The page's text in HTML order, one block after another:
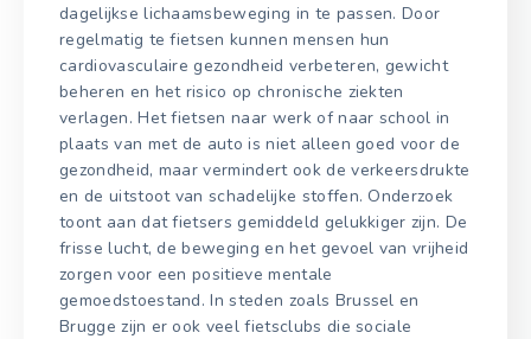
dagelijkse lichaamsbeweging in te passen. Door
regelmatig te fietsen kunnen mensen hun
cardiovasculaire gezondheid verbeteren, gewicht
beheren en het risico op chronische ziekten
verlagen. Het fietsen naar werk of naar school in
plaats van met de auto is niet alleen goed voor de
gezondheid, maar vermindert ook de verkeersdrukte
en de uitstoot van schadelijke stoffen. Onderzoek
toont aan dat fietsers gemiddeld gelukkiger zijn. De
frisse lucht, de beweging en het gevoel van vrijheid
zorgen voor een positieve mentale
gemoedstoestand. In steden zoals Brussel en
Brugge zijn er ook veel fietsclubs die sociale